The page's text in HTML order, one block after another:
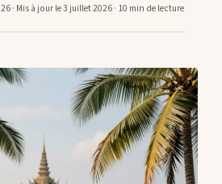
· Mis à jour le 3 juillet 2026· 10 min de lecture